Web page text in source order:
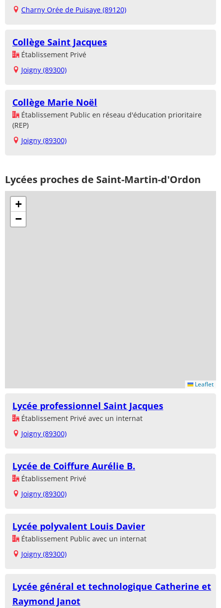
Charny Orée de Puisaye (89120)
Collège Saint Jacques
Établissement Privé
Joigny (89300)
Collège Marie Noël
Établissement Public en réseau d'éducation prioritaire
(REP)
Joigny (89300)
Lycées proches de Saint-Martin-d'Ordon
+
−
Leaflet
Lycée professionnel Saint Jacques
Établissement Privé avec un internat
Joigny (89300)
Lycée de Coiffure Aurélie B.
Établissement Privé
Joigny (89300)
Lycée polyvalent Louis Davier
Établissement Public avec un internat
Joigny (89300)
Lycée général et technologique Catherine et
Raymond Janot